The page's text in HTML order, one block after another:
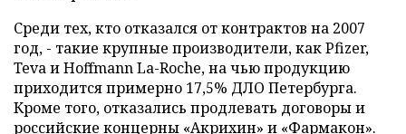
Среди тех, кто отказался от контрактов на 2007
год, - такие крупные производители, как Pfizer,
Teva и Hoffmann La-Roche, на чью продукцию
приходится примерно 17,5% ДЛО Петербурга.
Кроме того, отказались продлевать договоры и
российские концерны «Акрихин» и «Фармакон».